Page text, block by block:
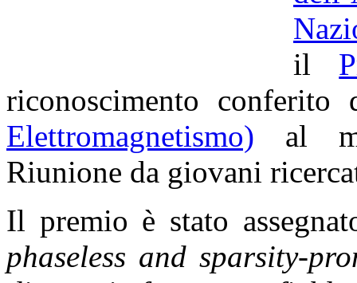
il
riconoscimento
Elettromagnetismo) al
Riunione da giovani
Il premio è stato
phaseless and sparsity-